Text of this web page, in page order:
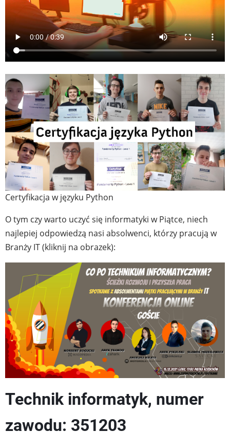
Certyfikacja w języku Python
O tym czy warto uczyć się informatyki w Piątce, niech
najlepiej odpowiedzą nasi absolwenci, którzy pracują w
Branży IT (kliknij na obrazek):
Technik informatyk, numer
zawodu: 351203